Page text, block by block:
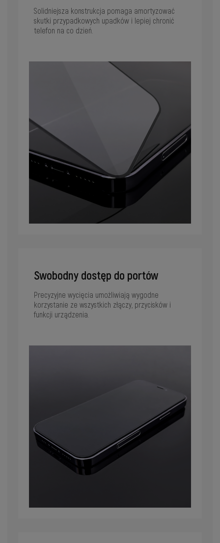
Solidniejsza konstrukcja pomaga amortyzować
skutki przypadkowych upadków i lepiej chronić
telefon na co dzień.
Swobodny dostęp do portów
Precyzyjne wycięcia umożliwiają wygodne
korzystanie ze wszystkich złączy, przycisków i
funkcji urządzenia.